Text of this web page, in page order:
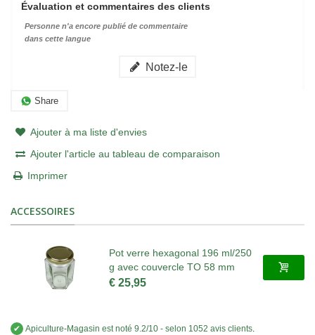
Évaluation et commentaires des clients
Personne n'a encore publié de commentaire
dans cette langue
Notez-le
Share
Ajouter à ma liste d'envies
Ajouter l'article au tableau de comparaison
Imprimer
ACCESSOIRES
Pot verre hexagonal 196 ml/250
g avec couvercle TO 58 mm
€ 25,95
✔ Apiculture-Magasin est noté 9.2/10 - selon 1052 avis clients.